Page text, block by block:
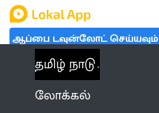
ஆப்பை டவுன்லோட் செய்யவும்
தமிழ் நாடு
லோக்கல்